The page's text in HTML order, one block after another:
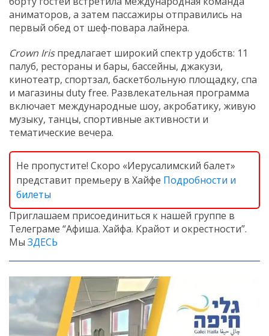
аниматоров, а затем пассажиры отправились на
первый обед от шеф‑повара лайнера.
Crown Irisпредлагает широкий спектр удобств: 11
палуб, рестораны и бары, бассейны, джакузи,
кинотеатр, спортзал, баскетбольную площадку, спа
и магазины duty free. Развлекательная программа
включает международные шоу, акробатику, живую
музыку, танцы, спортивные активности и
тематические вечера.
Не пропустите! Скоро «Иерусалимский балет»
представит премьеру в Хайфе Подробности и
билеты
Приглашаем присоединиться к нашей группе в
Телеграме “Афиша. Хайфа. Крайот и окрестности”.
Мы ЗДЕСЬ